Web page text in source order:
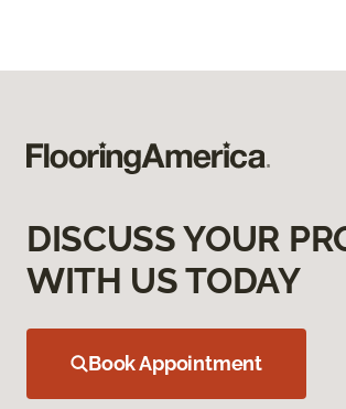
DISCUSS YOUR
WITH US TODAY
Book Appointment